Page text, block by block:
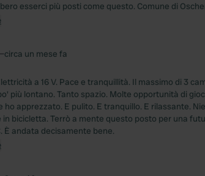
esserci più posti come questo. Comune di
circa un mese fa
a 16 V. Pace e tranquillità. Il massimo di 3
più lontano. Tanto spazio. Molte opportunità di
ho apprezzato. E pulito. E tranquillo. E rilassante.
bicicletta. Terrò a mente questo posto per una
È andata decisamente bene.